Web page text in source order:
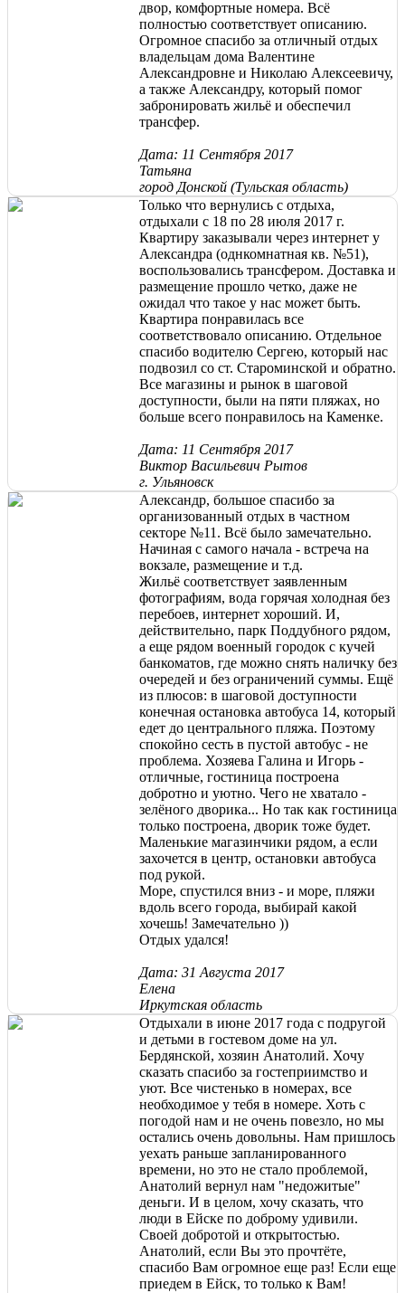
двор, комфортные номера. Всё
полностью соответствует описанию.
Огромное спасибо за отличный отдых
владельцам дома Валентине
Александровне и Николаю Алексеевичу,
а также Александру, который помог
забронировать жильё и обеспечил
трансфер.
Дата: 11 Сентября 2017
Татьяна
город Донской (Тульская область)
Только что вернулись с отдыха,
отдыхали с 18 по 28 июля 2017 г.
Квартиру заказывали через интернет у
Александра (однкомнатная кв. №51),
воспользовались трансфером. Доставка и
размещение прошло четко, даже не
ожидал что такое у нас может быть.
Квартира понравилась все
соответствовало описанию. Отдельное
спасибо водителю Сергею, который нас
подвозил со ст. Староминской и обратно.
Все магазины и рынок в шаговой
доступности, были на пяти пляжах, но
больше всего понравилось на Каменке.
Дата: 11 Сентября 2017
Виктор Васильевич Рытов
г. Ульяновск
Александр, большое спасибо за
организованный отдых в частном
секторе №11. Всё было замечательно.
Начиная с самого начала - встреча на
вокзале, размещение и т.д.
Жильё соответствует заявленным
фотографиям, вода горячая холодная без
перебоев, интернет хороший. И,
действительно, парк Поддубного рядом,
а еще рядом военный городок с кучей
банкоматов, где можно снять наличку без
очередей и без ограничений суммы. Ещё
из плюсов: в шаговой доступности
конечная остановка автобуса 14, который
едет до центрального пляжа. Поэтому
спокойно сесть в пустой автобус - не
проблема. Хозяева Галина и Игорь -
отличные, гостиница построена
добротно и уютно. Чего не хватало -
зелёного дворика... Но так как гостиница
только построена, дворик тоже будет.
Маленькие магазинчики рядом, а если
захочется в центр, остановки автобуса
под рукой.
Море, спустился вниз - и море, пляжи
вдоль всего города, выбирай какой
хочешь! Замечательно ))
Отдых удался!
Дата: 31 Августа 2017
Елена
Иркутская область
Отдыхали в июне 2017 года с подругой
и детьми в гостевом доме на ул.
Бердянской, хозяин Анатолий. Хочу
сказать спасибо за гостеприимство и
уют. Все чистенько в номерах, все
необходимое у тебя в номере. Хоть с
погодой нам и не очень повезло, но мы
остались очень довольны. Нам пришлось
уехать раньше запланированного
времени, но это не стало проблемой,
Анатолий вернул нам "недожитые"
деньги. И в целом, хочу сказать, что
люди в Ейске по доброму удивили.
Своей добротой и открытостью.
Анатолий, если Вы это прочтёте,
спасибо Вам огромное еще раз! Если еще
приедем в Ейск, то только к Вам!